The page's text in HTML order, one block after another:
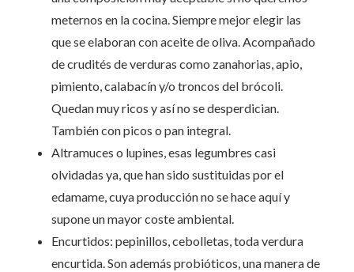
meternos en la cocina. Siempre mejor elegir las
que se elaboran con aceite de oliva. Acompañado
de crudités de verduras como zanahorias, apio,
pimiento, calabacín y/o troncos del brócoli.
Quedan muy ricos y así no se desperdician.
También con picos o pan integral.
Altramuces o lupines, esas legumbres casi
olvidadas ya, que han sido sustituidas por el
edamame, cuya producción no se hace aquí y
supone un mayor coste ambiental.
Encurtidos: pepinillos, cebolletas, toda verdura
encurtida. Son además probióticos, una manera de